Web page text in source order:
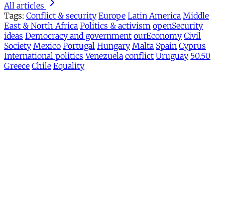
All articles
Tags: Conflict & security Europe Latin America Middle
East & North Africa Politics & activism openSecurity
ideas Democracy and government ourEconomy Civil
Society Mexico Portugal Hungary Malta Spain Cyprus
International politics Venezuela conflict Uruguay 50.50
Greece Chile Equality